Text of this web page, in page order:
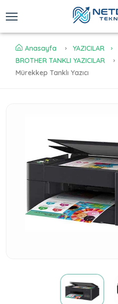
Anasayfa YAZICILAR
BROTHER TANKLI YAZICILAR
Mürekkep Tanklı Yazıcı